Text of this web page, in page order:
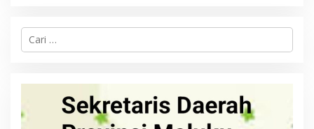
C
u
t
u